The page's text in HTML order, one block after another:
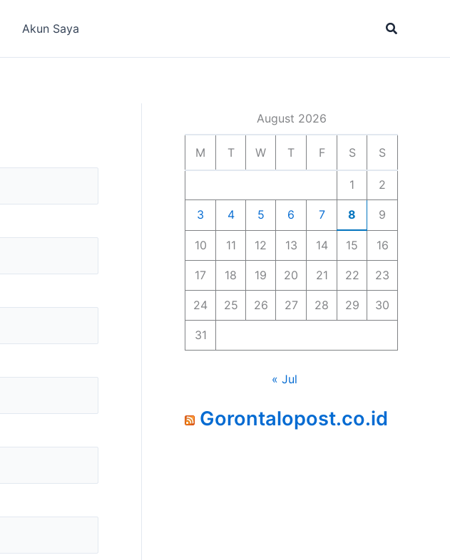
Akun Saya Search
August 2026
M T W T F S S
1 2
3 4 5 6 7 8 9
10 11 12 13 14 15 16
17 18 19 20 21 22 23
24 25 26 27 28 29 30
31
« Jul
Gorontalopost.co.id